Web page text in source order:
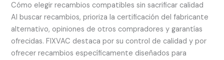
Cómo elegir recambios compatibles sin sacrificar calidad
Al buscar recambios, prioriza la certificación del fabricante
alternativo, opiniones de otros compradores y garantías
ofrecidas. FIXVAC destaca por su control de calidad y por
ofrecer recambios específicamente diseñados para